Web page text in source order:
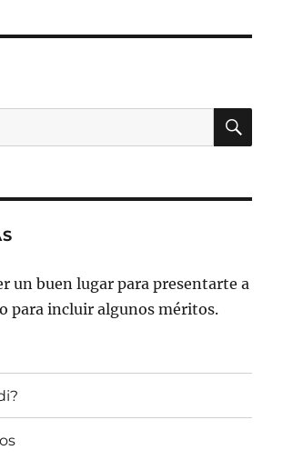
un buen lugar para presentarte a
para incluir algunos méritos.